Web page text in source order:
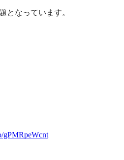
となっています。
gPMRpeWcnt